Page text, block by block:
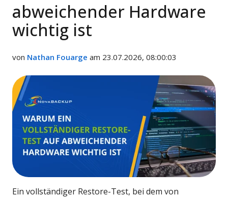
abweichender Hardware
wichtig ist
von Nathan Fouarge am 23.07.2026, 08:00:03
Ein vollständiger Restore-Test, bei dem von